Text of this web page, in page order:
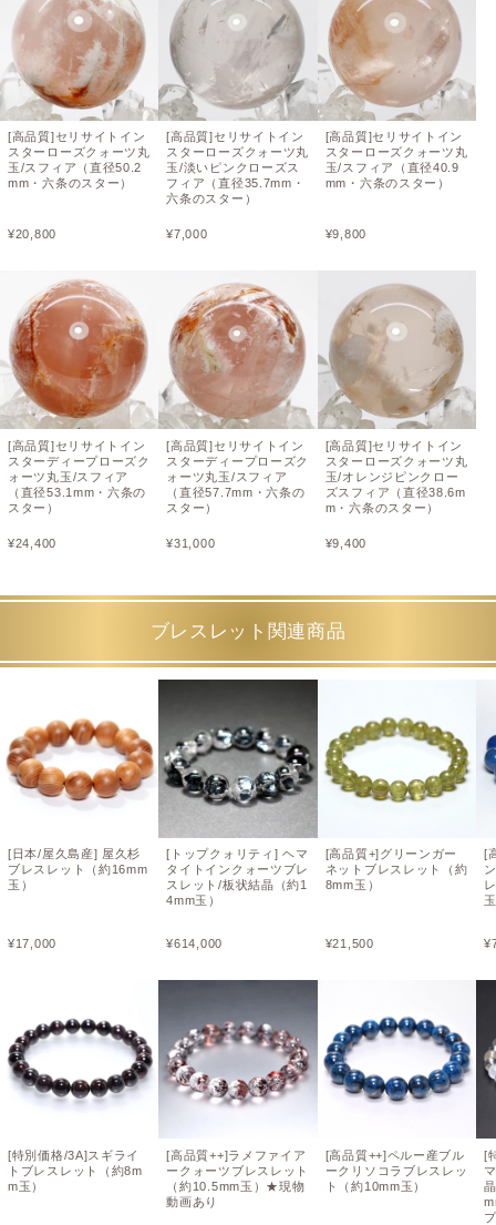
[高品質]セリサイトイン
スターローズクォーツ丸
玉/スフィア（直径50.2
mm・六条のスター）
¥20,800
[高品質]セリサイトイン
スターディープローズク
ォーツ丸玉/スフィア
（直径53.1mm・六条の
スター）
¥24,400
[高品質]セリサイトイン
スターローズクォーツ丸
玉/淡いピンクローズス
フィア（直径35.7mm・
六条のスター）
¥7,000
[高品質]セリサイトイン
スターディープローズク
ォーツ丸玉/スフィア
（直径57.7mm・六条の
スター）
¥31,000
[高品質]セリサイトイン
スターローズクォーツ丸
玉/スフィア（直径40.9
mm・六条のスター）
¥9,800
[高品質]セリサイトイン
スターローズクォーツ丸
玉/オレンジピンクロー
ズスフィア（直径38.6m
m・六条のスター）
¥9,400
ブレスレット関連商品
[日本/屋久島産] 屋久杉
ブレスレット（約16mm
玉）
¥17,000
[特別価格/3A]スギライ
トブレスレット（約8m
m玉）
[トップクォリティ] ヘマ
タイトインクォーツブレ
スレット/板状結晶（約1
4mm玉）
¥614,000
[高品質++]ラメファイア
ークォーツブレスレット
（約10.5mm玉）★現物
動画あり
[高品質+]グリーンガー
ネットブレスレット（約
8mm玉）
¥21,500
[高品質++]ペルー産ブル
ークリソコラブレスレッ
ト（約10mm玉）
[
¥
[